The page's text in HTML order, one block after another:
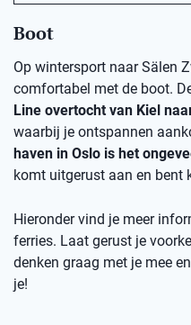
Boot
Op wintersport naar Sälen
comfortabel met de boot.
Line overtocht van Kiel
waarbij je ontspannen
haven in Oslo is het
komt uitgerust aan en bent
Hieronder vind je meer
ferries. Laat gerust je
denken graag met je mee
je!